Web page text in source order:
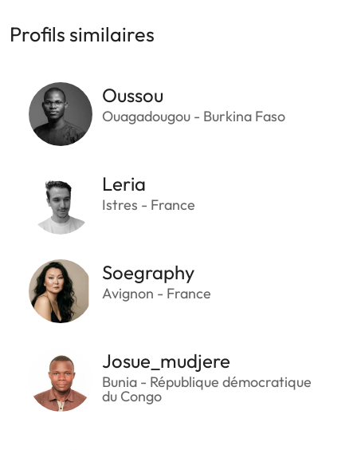
Profils similaires
Oussou
Ouagadougou - Burkina Faso
Leria
Istres - France
Soegraphy
Avignon - France
Josue_mudjere
Bunia - République démocratique
du Congo